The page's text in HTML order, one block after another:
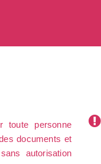
toute personne
documents et
autorisation